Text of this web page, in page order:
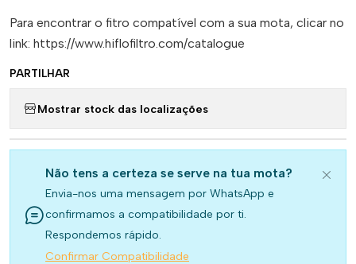
Para encontrar o fitro compatível com a sua mota, clicar no
link: https://www.hiflofiltro.com/catalogue
PARTILHAR
Mostrar stock das localizações
Não tens a certeza se serve na tua mota?
Envia-nos uma mensagem por WhatsApp e
confirmamos a compatibilidade por ti.
Respondemos rápido.
Confirmar Compatibilidade